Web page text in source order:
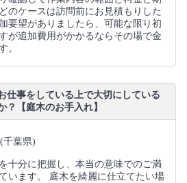
のケースは訪問前にお見積もりした
要望がありましたら、可能な限り初
が追加費用がかかるならその場で金
。
仕事をしている上で大切にしている
？【庭木のお手入れ】
千葉県)
十分に把握し、本当の意味でのご満
います。 庭木を綺麗に仕立てたい場